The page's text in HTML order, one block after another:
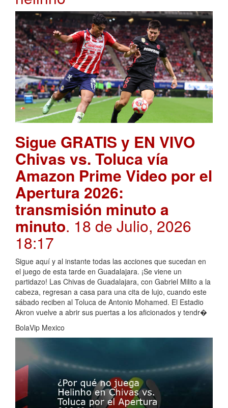
Sigue GRATIS y EN VIVO
Chivas vs. Toluca vía
Amazon Prime Video por el
Apertura 2026:
transmisión minuto a
minuto. 18 de Julio, 2026
18:17
Sigue aquí y al instante todas las acciones que sucedan en
el juego de esta tarde en Guadalajara. ¡Se viene un
partidazo! Las Chivas de Guadalajara, con Gabriel Milito a la
cabeza, regresan a casa para una cita de lujo, cuando este
sábado reciben al Toluca de Antonio Mohamed. El Estadio
Akron vuelve a abrir sus puertas a los aficionados y tendr�
BolaVip Mexico